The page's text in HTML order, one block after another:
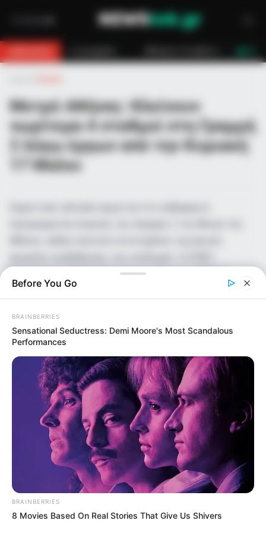
Μετρό Αθήνας: Κλείνουν
νωρίτερα 4 σταθμοί στη Γραμμή
2 λόγω έργων από την Κυριακή
17 Μαΐου
ανακοίνωσε επίσημα ότι από την Κυριακή 17 Μαΐου
τίθενται σε ισχύ προσωρινές κυκλοφοριακές ρυθμίσεις
NT
Συντακτική Ομάδα
Ελλάδα
Before You Go
BRAINBERRIES
Sensational Seductress: Demi Moore's Most Scandalous
Performances
BRAINBERRIES
8 Movies Based On Real Stories That Give Us Shivers